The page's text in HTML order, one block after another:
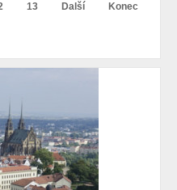
13 Další Konec